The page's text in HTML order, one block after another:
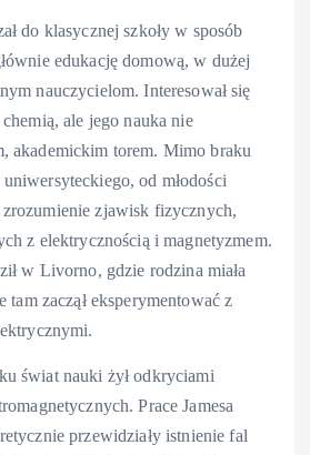
do klasycznej szkoły w sposób
edukację domową, w dużej
nauczycielom. Interesował się
ale jego nauka nie
akademickim torem. Mimo braku
od młodości
zrozumienie zjawisk fizycznych,
z elektrycznością i magnetyzmem.
w Livorno, gdzie rodzina miała
tam zaczął eksperymentować z
świat nauki żył odkryciami
Prace Jamesa
przewidziały istnienie fal